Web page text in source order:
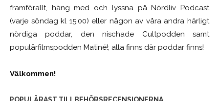
framförallt, häng med och lyssna på Nördliv Podcast
(varje söndag kl 15.00) eller någon av våra andra härligt
nördiga poddar, den nischade Cultpodden samt
populärfilmspodden Matiné!; alla finns där poddar finns!
Välkommen!